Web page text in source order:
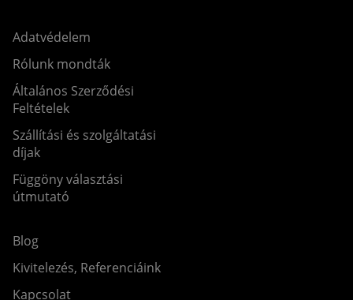
Adatvédelem
Rólunk mondták
Általános Szerződési
Feltételek
Szállítási és szolgáltatási
díjak
Függöny választási
útmutató
Blog
Kivitelezés, Referenciáink
Kapcsolat